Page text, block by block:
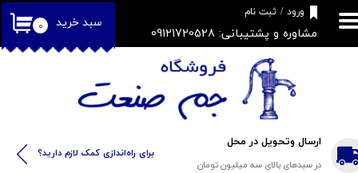
ارسال وتحویل در محل
در سبدهای بالای سه میلیون تومان
مشاوره و پشتیبانی: 09121720528 ۰ سبد خرید
ورود / ثبت نام
حساب کاربری من
تغییر گذر واژه
خروج از حساب کاربری
​​برای راه‌اندازی کمک لازم دارید؟